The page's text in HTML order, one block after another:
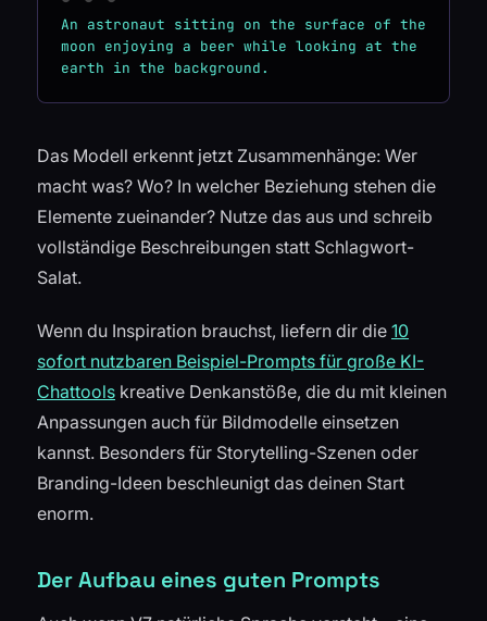
An astronaut sitting on the surface of the
moon enjoying a beer while looking at the
Das Modell erkennt jetzt Zusammenhänge: Wer
macht was? Wo? In welcher Beziehung stehen die
Elemente zueinander? Nutze das aus und schreib
vollständige Beschreibungen statt Schlagwort-
Salat.
Wenn du Inspiration brauchst, liefern dir die 10
sofort nutzbaren Beispiel-Prompts für große KI-
Chattools kreative Denkanstöße, die du mit kleinen
Anpassungen auch für Bildmodelle einsetzen
kannst. Besonders für Storytelling-Szenen oder
Branding-Ideen beschleunigt das deinen Start
enorm.
Der Aufbau eines guten Prompts